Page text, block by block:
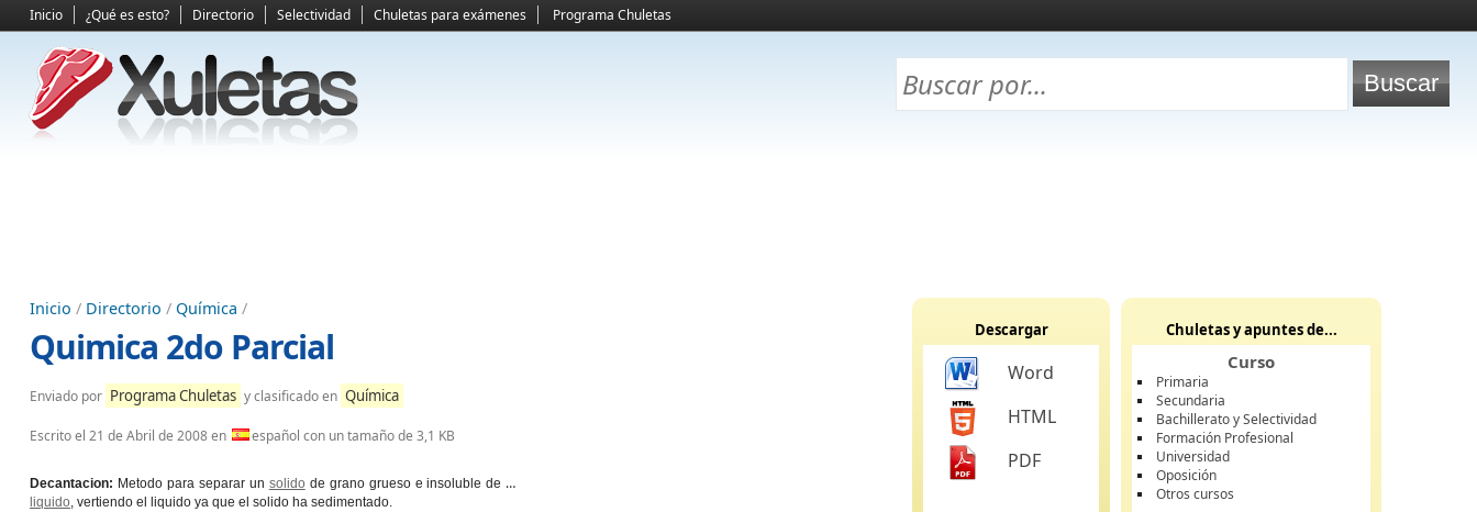
Inicio ¿Qué es esto? Directorio Selectividad Chuletas para exámenes Programa Chuletas
Inicio / Directorio / Química /
Quimica 2do Parcial
Enviado por Programa Chuletas y clasificado en Química
Escrito el 21 de Abril de 2008en español con un tamaño de 3,1 KB
Decantacion: Metodo para separar un solido de grano grueso e insoluble de un
liquido, vertiendo el liquido ya que el solido ha sedimentado.
Descargar
Word
HTML
PDF
Chuletas y apuntes de...
Curso
Primaria
Secundaria
Bachillerato y Selectividad
Formación Profesional
Universidad
Oposición
Otros cursos